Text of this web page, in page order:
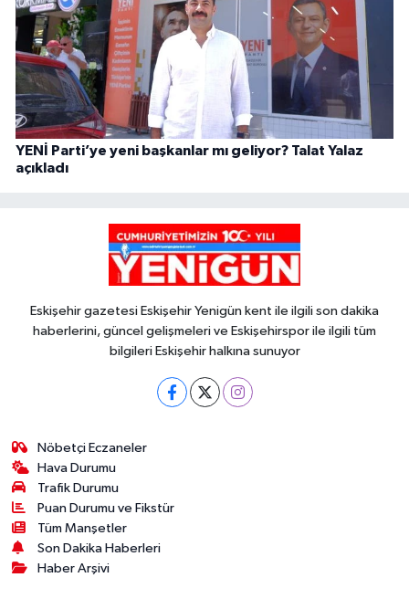
YENİ Parti’ye yeni başkanlar mı geliyor? Talat Yalaz
açıkladı
Eskişehir gazetesi Eskişehir Yenigün kent ile ilgili son dakika
haberlerini, güncel gelişmeleri ve Eskişehirspor ile ilgili tüm
bilgileri Eskişehir halkına sunuyor
Nöbetçi Eczaneler
Hava Durumu
Trafik Durumu
Puan Durumu ve Fikstür
Tüm Manşetler
Son Dakika Haberleri
Haber Arşivi